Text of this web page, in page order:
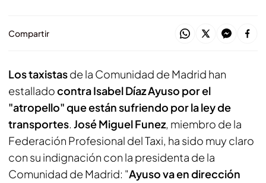
Compartir
Los taxistasde la Comunidad de Madrid han
estalladocontra Isabel Díaz Ayuso por el
"atropello" que están sufriendo por la ley de
transportes. José Miguel Funez, miembro de la
Federación Profesional del Taxi, ha sido muy claro
con su indignación con la presidenta de la
Comunidad de Madrid: "Ayuso va en dirección